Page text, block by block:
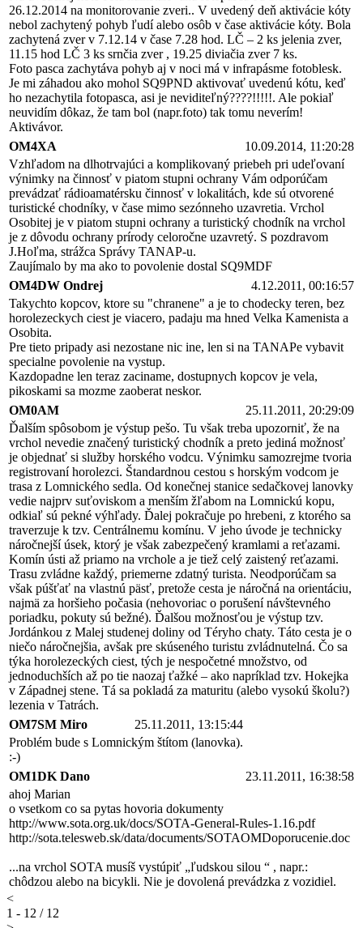
26.12.2014 na monitorovanie zveri.. V uvedený deň aktivácie kóty
nebol zachytený pohyb ľudí alebo osôb v čase aktivácie kóty. Bola
zachytená zver v 7.12.14 v čase 7.28 hod. LČ – 2 ks jelenia zver,
11.15 hod LČ 3 ks srnčia zver , 19.25 diviačia zver 7 ks.
Foto pasca zachytáva pohyb aj v noci má v infrapásme fotoblesk.
Je mi záhadou ako mohol SQ9PND aktivovať uvedenú kótu, keď
ho nezachytila fotopasca, asi je neviditeľný????!!!!!. Ale pokiaľ
neuvidím dôkaz, že tam bol (napr.foto) tak tomu neverím!
Aktivávor.
OM4XA
10.09.2014, 11:20:28
Vzhľadom na dlhotrvajúci a komplikovaný priebeh pri udeľovaní
výnimky na činnosť v piatom stupni ochrany Vám odporúčam
prevádzať rádioamatérsku činnosť v lokalitách, kde sú otvorené
turistické chodníky, v čase mimo sezónneho uzavretia. Vrchol
Osobitej je v piatom stupni ochrany a turistický chodník na vrchol
je z dôvodu ochrany prírody celoročne uzavretý. S pozdravom
J.Hoľma, strážca Správy TANAP-u.
Zaujímalo by ma ako to povolenie dostal SQ9MDF
OM4DW Ondrej
4.12.2011, 00:16:57
Takychto kopcov, ktore su "chranene" a je to chodecky teren, bez
horolezeckych ciest je viacero, padaju ma hned Velka Kamenista a
Osobita.
Pre tieto pripady asi nezostane nic ine, len si na TANAPe vybavit
specialne povolenie na vystup.
Kazdopadne len teraz zaciname, dostupnych kopcov je vela,
pikoskami sa mozme zaoberat neskor.
OM0AM
25.11.2011, 20:29:09
Ďalším spôsobom je výstup pešo. Tu však treba upozorniť, že na
vrchol nevedie značený turistický chodník a preto jediná možnosť
je objednať si služby horského vodcu. Výnimku samozrejme tvoria
registrovaní horolezci. Štandardnou cestou s horským vodcom je
trasa z Lomnického sedla. Od konečnej stanice sedačkovej lanovky
vedie najprv suťoviskom a menším žľabom na Lomnickú kopu,
odkiaľ sú pekné výhľady. Ďalej pokračuje po hrebeni, z ktorého sa
traverzuje k tzv. Centrálnemu komínu. V jeho úvode je technicky
náročnejší úsek, ktorý je však zabezpečený kramlami a reťazami.
Komín ústi až priamo na vrchole a je tiež celý zaistený reťazami.
Trasu zvládne každý, priemerne zdatný turista. Neodporúčam sa
však púšťať na vlastnú päsť, pretože cesta je náročná na orientáciu,
najmä za horšieho počasia (nehovoriac o porušení návštevného
poriadku, pokuty sú bežné). Ďalšou možnosťou je výstup tzv.
Jordánkou z Malej studenej doliny od Téryho chaty. Táto cesta je o
niečo náročnejšia, avšak pre skúseného turistu zvládnutelná. Čo sa
týka horolezeckých ciest, tých je nespočetné množstvo, od
jednoduchších až po tie naozaj ťažké – ako napríklad tzv. Hokejka
v Západnej stene. Tá sa pokladá za maturitu (alebo vysokú školu?)
lezenia v Tatrách.
OM7SM Miro
25.11.2011, 13:15:44
Problém bude s Lomnickým štítom (lanovka).
:-)
OM1DK Dano
23.11.2011, 16:38:58
ahoj Marian
o vsetkom co sa pytas hovoria dokumenty
http://www.sota.org.uk/docs/SOTA-General-Rules-1.16.pdf
http://sota.telesweb.sk/data/documents/SOTAOMDoporucenie.doc
...na vrchol SOTA musíš vystúpiť „ľudskou silou “ , napr.:
chôdzou alebo na bicykli. Nie je dovolená prevádzka z vozidiel.
<
1 - 12 / 12